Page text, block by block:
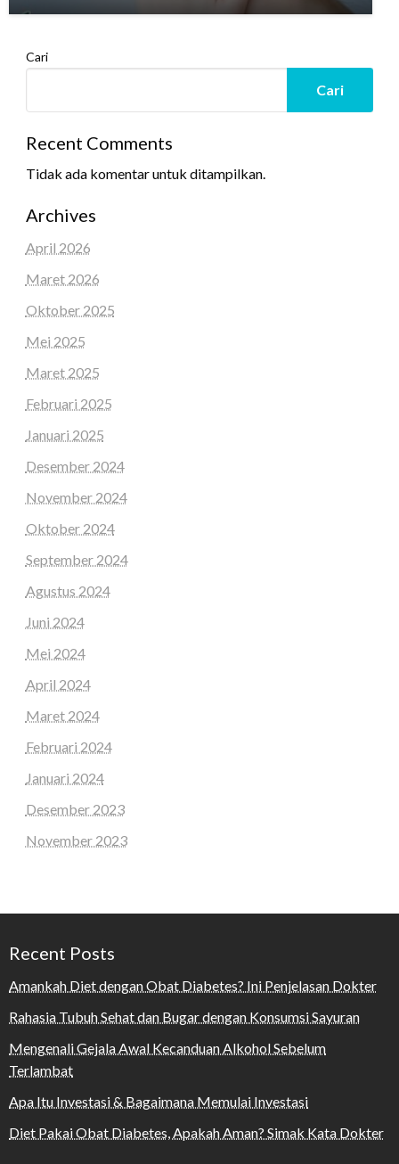
Cari
Cari
Recent Comments
Tidak ada komentar untuk ditampilkan.
Archives
April 2026
Maret 2026
Oktober 2025
Mei 2025
Maret 2025
Februari 2025
Januari 2025
Desember 2024
November 2024
Oktober 2024
September 2024
Agustus 2024
Juni 2024
Mei 2024
April 2024
Maret 2024
Februari 2024
Januari 2024
Desember 2023
November 2023
Recent Posts
Amankah Diet dengan Obat Diabetes? Ini Penjelasan Dokter
Rahasia Tubuh Sehat dan Bugar dengan Konsumsi Sayuran
Mengenali Gejala Awal Kecanduan Alkohol Sebelum
Terlambat
Apa Itu Investasi & Bagaimana Memulai Investasi
Diet Pakai Obat Diabetes, Apakah Aman? Simak Kata Dokter